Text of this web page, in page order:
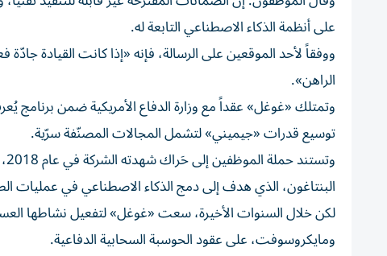
على أنظمة الذكاء الاصطناعي التابعة له.
ووفقاً لأحد الموقعين على الرسالة، فإنه «إذا كانت القيادة
الراهن».
وتمتلك «غوغل» عقداً مع وزارة الدفاع الأمريكية ضمن
توسيع قدرات «جيميني» لتشمل المجالات المصنّفة سرّية.
البنتاغون، الذي هدف إلى دمج الذكاء الاصطناعي في عمليات
لكن خلال السنوات الأخيرة، سعت «غوغل» لتفعيل نشاطها
ومايكروسوفت، على عقود الحوسبة السحابية الدفاعية.